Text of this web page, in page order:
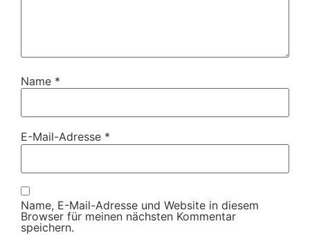
Name *
E-Mail-Adresse *
Name, E-Mail-Adresse und Website in diesem
Browser für meinen nächsten Kommentar
speichern.